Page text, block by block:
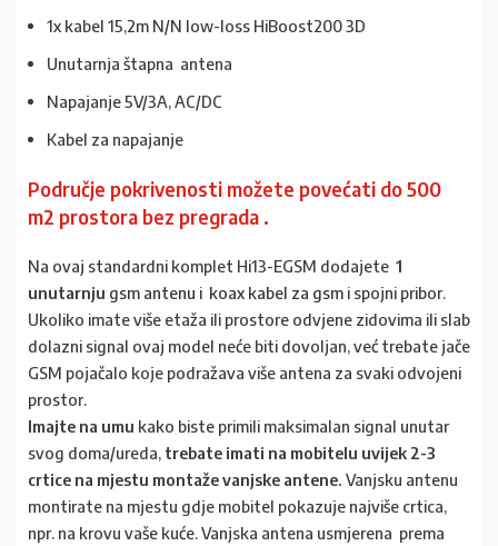
1x kabel 15,2m N/N low-loss HiBoost200 3D
Unutarnja štapna antena
Napajanje 5V/3A, AC/DC
Kabel za napajanje
Područje pokrivenosti možete povećati do 500
m2 prostora bez pregrada .
Na ovaj standardni komplet Hi13-EGSM dodajete 1
unutarnju gsm antenu i koax kabel za gsm i spojni pribor.
Ukoliko imate više etaža ili prostore odvjene zidovima ili slab
dolazni signal ovaj model neće biti dovoljan, već trebate jače
GSM pojačalo koje podražava više antena za svaki odvojeni
prostor.
Imajte na umu kako biste primili maksimalan signal unutar
svog doma/ureda, trebate imati na mobitelu uvijek 2-3
crtice na mjestu montaže vanjske antene. Vanjsku antenu
montirate na mjestu gdje mobitel pokazuje najviše crtica,
npr. na krovu vaše kuće. Vanjska antena usmjerena prema